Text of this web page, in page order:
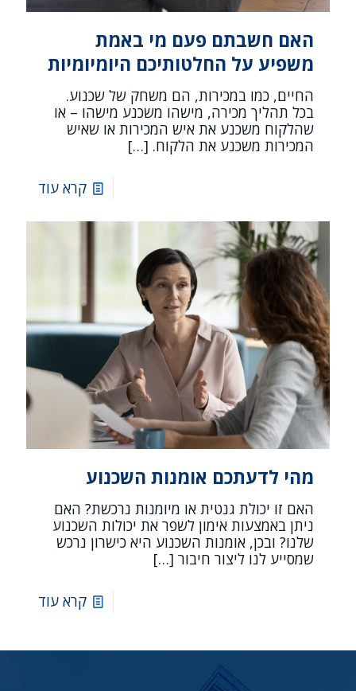
האם חשבתם פעם מי באמת
משפיע על החלטותיכם היומיומיות
החיים, כמו במכירות, הם משחק של שכנוע.
בכל תהליך מכירה, מישהו משכנע מישהו – או
שהלקוח משכנע את איש המכירות או שאיש
המכירות משכנע את הלקוח. […]
קרא עוד
מהי לדעתכם אומנות השכנוע
האם זו יכולת גנטית או מיומנות נרכשת? האם
ניתן באמצעות אימון לשפר את יכולות השכנוע
שלנו? ובכן, אומנות השכנוע היא כישרון נרכש
שמסייע לנו ליצור חיבור […]
קרא עוד